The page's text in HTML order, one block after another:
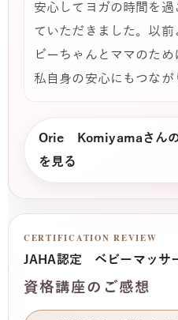
安心してヨガの時間を
ていただきました。以
ビーちゃんとママのため
私自身の安心にもつなが
Orie Komiyamaさんの
を見る
CERTIFICATION REVIEW
JAHA認定 ベビーマッサ
資格講座のご感想